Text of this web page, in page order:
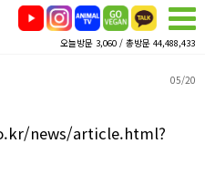
오늘방문 3,060 / 총방문 44,488,433
05/20
news/article.html?